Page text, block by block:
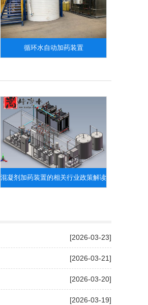
循环水自动加药装置
​混凝剂加药装置的相关行业政策解读
[2026-03-23]
[2026-03-21]
[2026-03-20]
[2026-03-19]